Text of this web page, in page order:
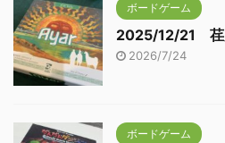
ボードゲーム
2025/12/21 荏
2026/7/24
ボードゲーム